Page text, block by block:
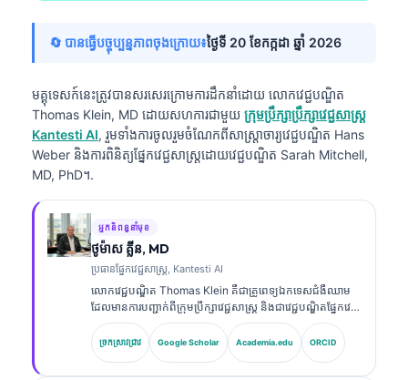
🔄 បានធ្វើបច្ចុប្បន្នភាពចុងក្រោយ៖ថ្ងៃទី 20 ខែកក្កដា ឆ្នាំ 2026
មគ្គុទេសក៍នេះត្រូវបានសរសេរក្រោមការដឹកនាំដោយ លោកវេជ្ជបណ្ឌិត
Thomas Klein, MD ដោយសហការជាមួយ ក្រុមប្រឹក្សាប្រឹក្សាវេជ្ជសាស្ត្រ
Kantesti AI, រួមទាំងការចូលរួមចំណែកពីសាស្ត្រាចារ្យវេជ្ជបណ្ឌិត Hans
Weber និងការពិនិត្យផ្នែកវេជ្ជសាស្ត្រដោយវេជ្ជបណ្ឌិត Sarah Mitchell,
MD, PhD។.
អ្នកនិពន្ធនាំមុខ
ថូម៉ាស គ្លីន, MD
ប្រធានផ្នែកវេជ្ជសាស្ត្រ, Kantesti AI
លោកវេជ្ជបណ្ឌិត Thomas Klein គឺជាគ្រូពេទ្យឯកទេសជំងឺឈាម
ដែលមានការបញ្ជាក់ពីក្រុមប្រឹក្សាវេជ្ជសាស្ត្រ និងជាវេជ្ជបណ្ឌិតផ្នែកវេជ្ជ
សាស្ត្រផ្ទៃក្នុង ដែលមានបទពិសោធន៍ជាង 15 ឆ្នាំក្នុងវិស័យវេជ្ជ
សាស្ត្រមន្ទីរពិសោធន៍ និងការវិភាគផ្នែកព្យាបាលដែលជួយដោយ AI។
ក្នុងតួនាទីជានាយកវេជ្ជសាស្ត្រនៅ Kantesti AI លោកផ្តល់ការត្រួត
ច្រកស្រាវជ្រាវ Google Scholar Academia.edu ORCID